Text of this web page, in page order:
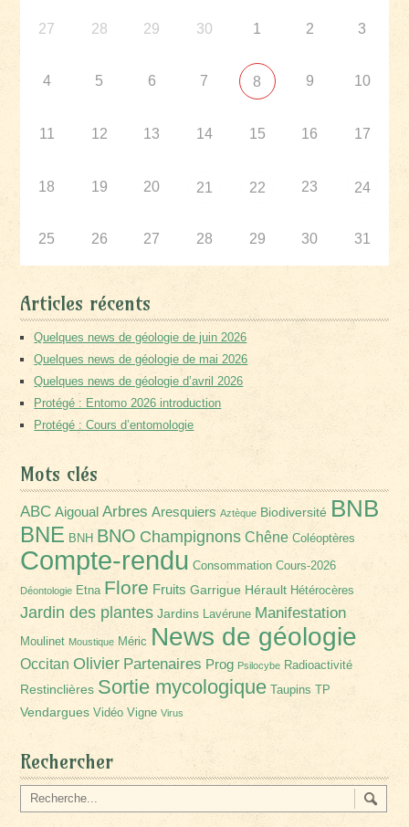
27 28 29 30 1 2 3
4 5 6 7 8 9 10
11 12 13 14 15 16 17
18 19 20 21 22 23 24
25 26 27 28 29 30 31
Articles récents
Quelques news de géologie de juin 2026
Quelques news de géologie de mai 2026
Quelques news de géologie d’avril 2026
Protégé : Entomo 2026 introduction
Protégé : Cours d’entomologie
Mots clés
ABC Aigoual Arbres Aresquiers Aztèque Biodiversité BNB
BNE BNH BNO Champignons Chêne Coléoptères
Compte-rendu Consommation Cours-2026
Déontologie Etna Flore Fruits Garrigue Hérault Hétérocères
Jardin des plantes Jardins Lavérune Manifestation
Moulinet Moustique Méric News de géologie
Occitan Olivier Partenaires Prog Psilocybe Radioactivité
Restinclières Sortie mycologique Taupins TP
Vendargues Vidéo Vigne Virus
Rechercher